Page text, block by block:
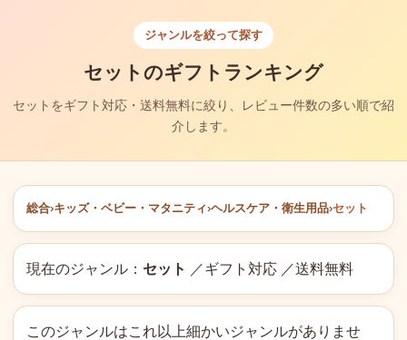
ジャンルを絞って探す
セットのギフトランキング
セットをギフト対応・送料無料に絞り、レビュー件数の多い順で紹
介します。
総合›キッズ・ベビー・マタニティ›ヘルスケア・衛生用品›セット
現在のジャンル： セット ／ギフト対応 ／送料無料
このジャンルはこれ以上細かいジャンルがありませ